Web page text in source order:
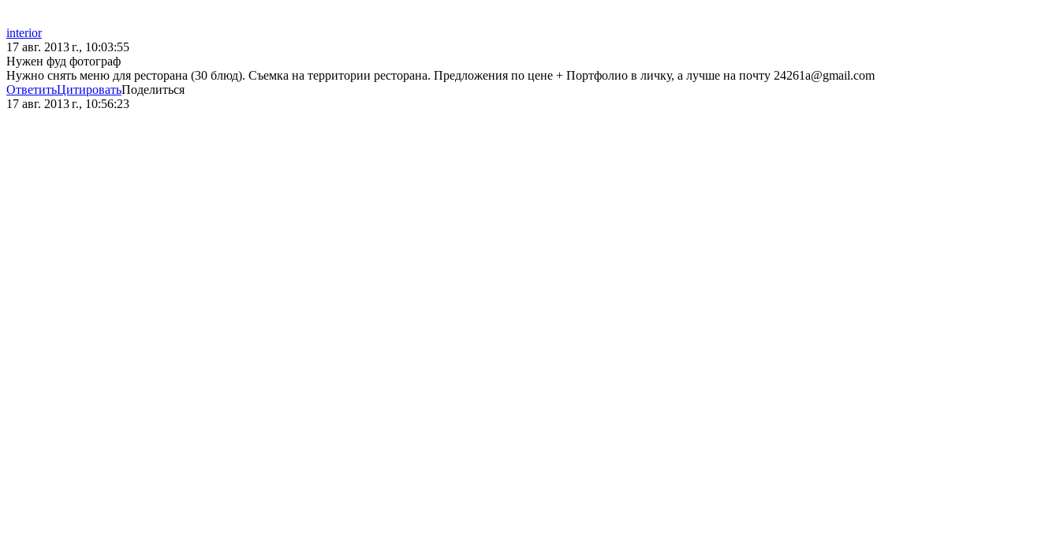
interior
17 авг. 2013 г., 10:03:55
Нужен фуд фотограф
Нужно снять меню для ресторана (30 блюд). Съемка на территории ресторана. Предложения по цене + Портфолио в личку, а лучше на почту 24261a@gmail.com
ОтветитьЦитироватьПоделиться
17 авг. 2013 г., 10:56:23